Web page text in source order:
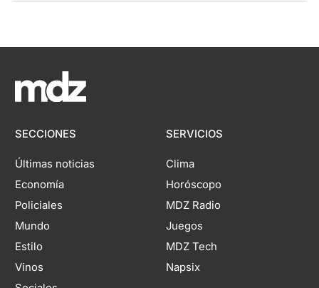
SECCIONES
Últimas noticias
Economía
Policiales
Mundo
Estilo
Vinos
SERVICIOS
Clima
Horóscopo
MDZ Radio
Juegos
MDZ Tech
Napsix